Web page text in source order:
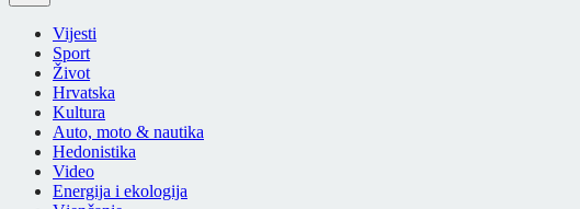
Vijesti
Sport
Život
Hrvatska
Kultura
Auto, moto & nautika
Hedonistika
Video
Energija i ekologija